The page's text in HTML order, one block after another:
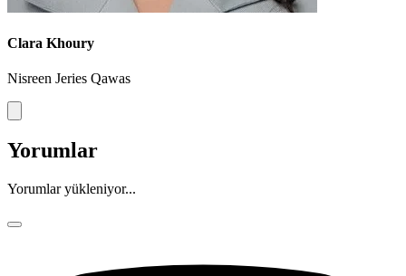
Clara Khoury
Nisreen Jeries Qawas
Yorumlar
Yorumlar yükleniyor...